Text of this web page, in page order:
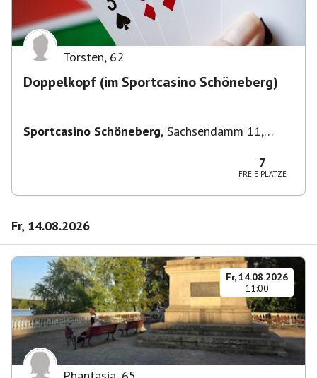
Torsten, 62
Doppelkopf (im Sportcasino Schöneberg)
Sportcasino Schöneberg, Sachsendamm 11,
7
FREIE PLÄTZE
Fr, 14.08.2026
Fr, 14.08.2026
11:00